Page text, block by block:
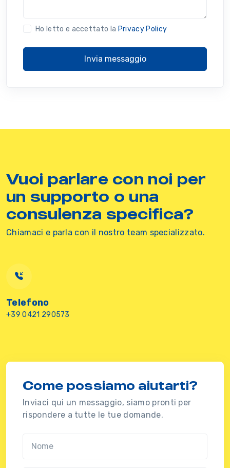
Ho letto e accettato la Privacy Policy
Invia messaggio
Vuoi parlare con noi per
un supporto o una
consulenza specifica?
Chiamaci e parla con il nostro team specializzato.
Telefono
+39 0421 290573
Come possiamo aiutarti?
Inviaci qui un messaggio, siamo pronti per
rispondere a tutte le tue domande.